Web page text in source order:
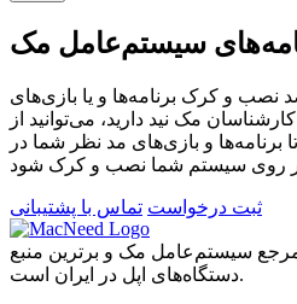
سیستم‌عامل مک
نصب و کرک برنامه‌ها و یا بازی‌های
مک نید دارید، می‌توانید از
برنامه‌ها و بازی‌های مد نظر شما در
ثبت درخواست تماس با پشتیبانی
سیستم‌عامل مک و برترین منبع
دستگاه‌های اپل در ایران است.